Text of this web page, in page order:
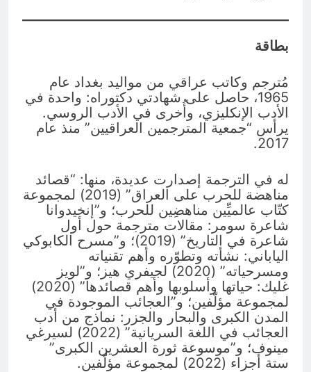
بطاقة
مُترجم وكاتب عراقي من مواليد بغداد عام
1965، حاصل على شهادتي دكتوراه: واحدة في
الأدب الإنكليزي، وأُخرى في الأدب الروسي.
يرأس “جمعية المترجمين العراقيين” منذ عام
2017.
له في الترجمة إصدارت عديدة، منها: “قصائد
مناهضة للحرب على العراق” (2019) لمجموعة
كتّاب عالميِّين مناهضِين للحرب؛ و”إنخيدوانا
شاعرة سومر: مقالات مترجمة حول أول
شاعرة في التاريخ” (2019)؛ و”مسرح الكابوكي
الياباني: نشأته وتطوّره وأهم تقنياته
ومسرحياته” (2020) لجيفري هيز؛ و”لويز
غليك: حياتها وأسلوبها وأهم قصائدها” (2020)
لمجموعة مؤلّفين؛ و”العجائب الموجودة في
المدن الكبرى والبحار والجزر: نماذج من أدب
العجائب في اللغة السريانية” (2022) لسيرغي
مينوف؛ و”موسوعة ثورة العشرين الكبرى”
ستة أجزاء (2022) لمجموعة مؤلّفين.